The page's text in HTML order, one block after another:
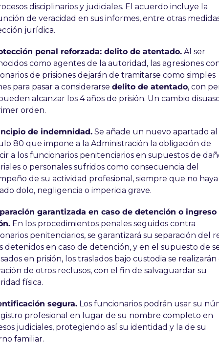
disciplinarios y judiciales. El acuerdo incluye la
de veracidad en sus informes, entre otras
jurídica.
penal reforzada: delito de atentado. Al ser
como agentes de la autoridad, las agresiones
de prisiones dejarán de tramitarse como simples
para pasar a considerarse delito de atentado, con
alcanzar los 4 años de prisión. Un cambio
orden.
de indemnidad. Se añade un nuevo apartado al
80 que impone a la Administración la obligación de
a los funcionarios penitenciarios en supuestos de
o personales sufridos como consecuencia del
de su actividad profesional, siempre que no haya
dolo, negligencia o impericia grave.
garantizada en caso de detención o ingreso
En los procedimientos penales seguidos contra
penitenciarios, se garantizará su separación del
detenidos en caso de detención, y en el supuesto de
en prisión, los traslados bajo custodia se realizarán
de otros reclusos, con el fin de salvaguardar su
física.
segura. Los funcionarios podrán usar su
profesional en lugar de su nombre completo en
judiciales, protegiendo así su identidad y la de su
familiar.